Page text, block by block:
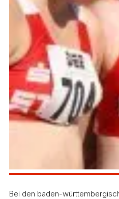
Bei den baden-
Erst vor einigen Jahren
Vereinen seither
(Lea Saur, Vanessa
aufgestellten